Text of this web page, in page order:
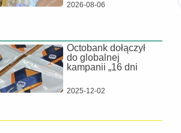
2026-08-06
Octobank dołączył
do globalnej
kampanii „16 dni
2025-12-02